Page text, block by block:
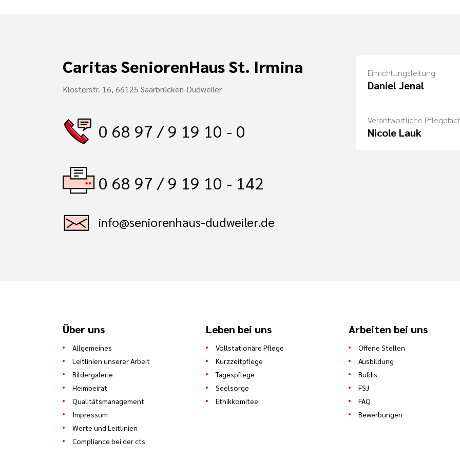
Caritas SeniorenHaus St. Irmina
Klosterstr. 16, 66125 Saarbrücken-Dudweiler
0 68 97 / 9 19 10 - 0
0 68 97 / 9 19 10 - 142
info@seniorenhaus-dudweiler.de
Einrichtungsleitung
Daniel Jenal
Verantwortliche
Nicole Lauk
Über uns
Allgemeines
Leitlinien unserer Arbeit
Bildergalerie
Heimbeirat
Qualitätsmanagement
Impressum
Werte und Leitlinien
Compliance bei der cts
Leben bei uns
Vollstationäre Pflege
Kurzzeitpflege
Tagespflege
Seelsorge
Ethikkomitee
Arbeiten bei uns
Offene Stellen
Ausbildung
Bufdis
FSJ
FAQ
Bewerbungen